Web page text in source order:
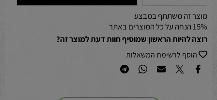
מוצר זה משתתף במבצע
15% הנחה על כל המוצרים באתר
רוצה להיות הראשון שמוסיף חוות דעת למוצר זה?
הוסף לרשימת המשאלות